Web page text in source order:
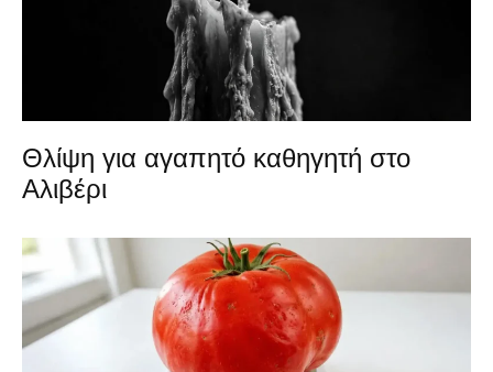
Θλίψη για αγαπητό καθηγητή στο
Αλιβέρι